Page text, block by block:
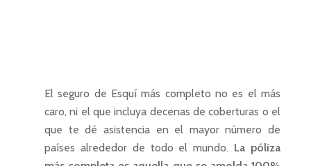
El seguro de Esquí más completo no es el más
caro, ni el que incluya decenas de coberturas o el
que te dé asistencia en el mayor número de
países alrededor de todo el mundo. La póliza